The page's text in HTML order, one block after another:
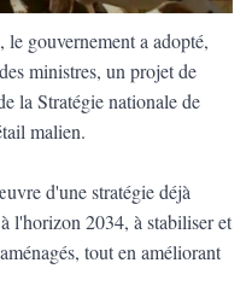
gouvernement a adopté,
ministres, un projet de
la Stratégie nationale de
malien.
d'une stratégie déjà
l'horizon 2034, à stabiliser et
tout en améliorant